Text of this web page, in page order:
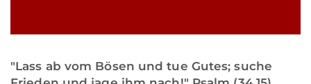
"Lass ab vom Bösen und tue Gutes; suche